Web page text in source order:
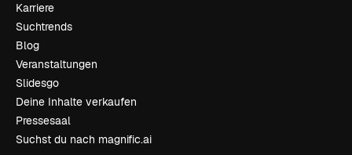
Karriere
Suchtrends
Blog
Veranstaltungen
Slidesgo
Deine Inhalte verkaufen
Pressesaal
Suchst du nach magnific.ai